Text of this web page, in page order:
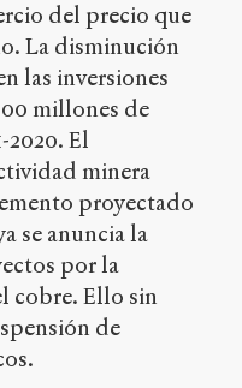
del precio que
La disminución
las inversiones
millones de
2020. El
minera
proyectado
se anuncia la
por la
cobre. Ello sin
de